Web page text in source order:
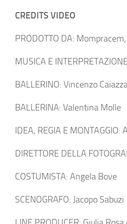
CREDITS VIDEO
PRODOTTO DA:
MUSICA E
BALLERINO: Vincenzo
BALLERINA: Valentina Molle
IDEA, REGIA E MONTAGGIO:
DIRETTORE DELLA
COSTUMISTA: Angela Bove
SCENOGRAFO: Jacopo Sabuzi